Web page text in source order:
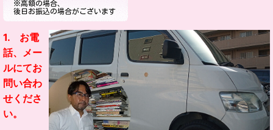
1. お電
話、メー
ルにてお
問い合わ
せくださ
い。